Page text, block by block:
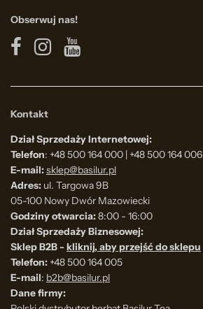
Obserwuj nas!
Kontakt
Dział Sprzedaży Internetowej:
Telefon: +48 500 164 000 | +48 500 164 006
E-mail:sklep@basilur.pl
Adres: ul. Targowa 9B
05-100 Nowy Dwór Mazowiecki
Godziny otwarcia:8:00 - 16:00
Dział Sprzedaży Biznesowej:
Sklep B2B - kliknij, aby przejść do sklepu
Telefon: +48 500 164 005
E-mail: b2b@basilur.pl
Dane firmy: